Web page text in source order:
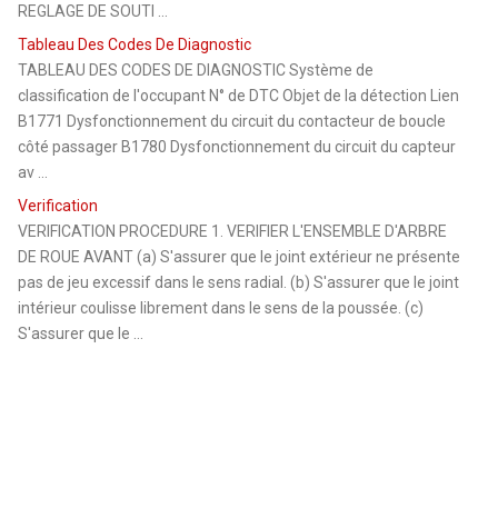
REGLAGE DE SOUTI ...
Tableau Des Codes De Diagnostic
TABLEAU DES CODES DE DIAGNOSTIC Système de
classification de l'occupant N° de DTC Objet de la détection Lien
B1771 Dysfonctionnement du circuit du contacteur de boucle
côté passager B1780 Dysfonctionnement du circuit du capteur
av ...
Verification
VERIFICATION PROCEDURE 1. VERIFIER L'ENSEMBLE D'ARBRE
DE ROUE AVANT (a) S'assurer que le joint extérieur ne présente
pas de jeu excessif dans le sens radial. (b) S'assurer que le joint
intérieur coulisse librement dans le sens de la poussée. (c)
S'assurer que le ...